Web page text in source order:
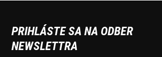
PRIHLÁSTE SA NA ODBER
NEWSLETTRA